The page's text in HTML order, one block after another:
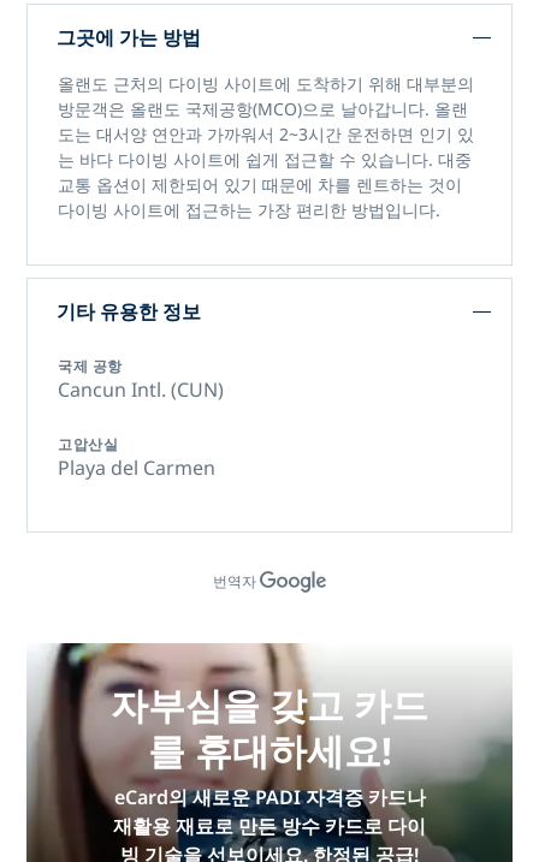
그곳에 가는 방법
올랜도 근처의 다이빙 사이트에 도착하기 위해 대부분의
방문객은 올랜도 국제공항(MCO)으로 날아갑니다. 올랜
도는 대서양 연안과 가까워서 2~3시간 운전하면 인기 있
는 바다 다이빙 사이트에 쉽게 접근할 수 있습니다. 대중
교통 옵션이 제한되어 있기 때문에 차를 렌트하는 것이
다이빙 사이트에 접근하는 가장 편리한 방법입니다.
기타 유용한 정보
국제 공항
Cancun Intl. (CUN)
고압산실
Playa del Carmen
번역자
자부심을 갖고 카드
를 휴대하세요!
eCard의 새로운 PADI 자격증 카드나
재활용 재료로 만든 방수 카드로 다이
빙 기술을 선보이세요. 한정된 공급!